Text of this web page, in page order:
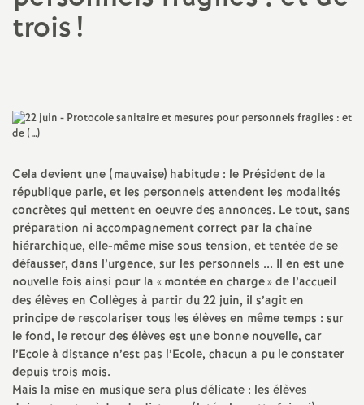
i
o
n
a
l
d
e
trois!
Cela devient une (mauvaise) habitude : le Président de la
république parle, et les personnels attendent les modalités
concrètes qui mettent en oeuvre des annonces. Le tout, sans
préparation ni accompagnement correct par la chaîne
hiérarchique, elle-même mise sous tension, et tentée de se
défausser, dans l’urgence, sur les personnels ... Il en est une
nouvelle fois ainsi pour la «montée en charge» de l’accueil
des élèves en Collèges à partir du 22 juin, il s’agit en
principe de rescolariser tous les élèves en même temps : sur
le fond, le retour des élèves est une bonne nouvelle, car
l’Ecole à distance n’est pas l’Ecole, chacun a pu le constater
depuis trois mois.
Mais la mise en musique sera plus délicate : les élèves